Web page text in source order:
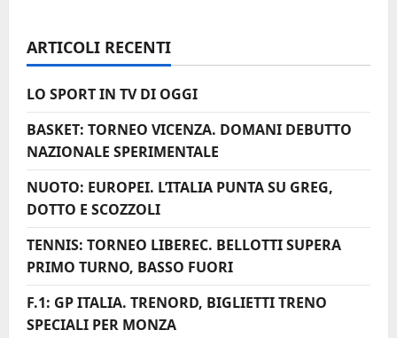
o
l
o
ARTICOLI RECENTI
LO SPORT IN TV DI OGGI
BASKET: TORNEO VICENZA. DOMANI DEBUTTO
NAZIONALE SPERIMENTALE
NUOTO: EUROPEI. L’ITALIA PUNTA SU GREG,
DOTTO E SCOZZOLI
TENNIS: TORNEO LIBEREC. BELLOTTI SUPERA
PRIMO TURNO, BASSO FUORI
F.1: GP ITALIA. TRENORD, BIGLIETTI TRENO
SPECIALI PER MONZA